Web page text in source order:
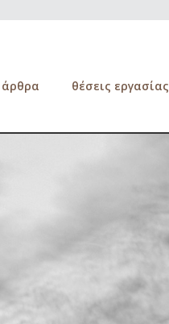
άρθρα θέσεις εργασίας